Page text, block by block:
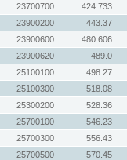
23700700
424.733
23900200
443.37
23900600
480.606
23900620
489.0
25100100
498.27
25100300
518.08
25300200
528.36
25700100
546.23
25700300
556.43
25700500
570.45